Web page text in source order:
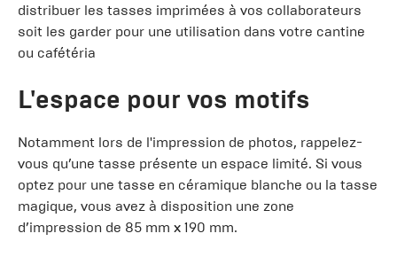
distribuer les tasses imprimées à vos collaborateurs
soit les garder pour une utilisation dans votre cantine
ou cafétéria
L'espace pour vos motifs
Notamment lors de l'impression de photos, rappelez-
vous qu’une tasse présente un espace limité. Si vous
optez pour une tasse en céramique blanche ou la tasse
magique, vous avez à disposition une zone
d’impression de 85 mm x 190 mm.